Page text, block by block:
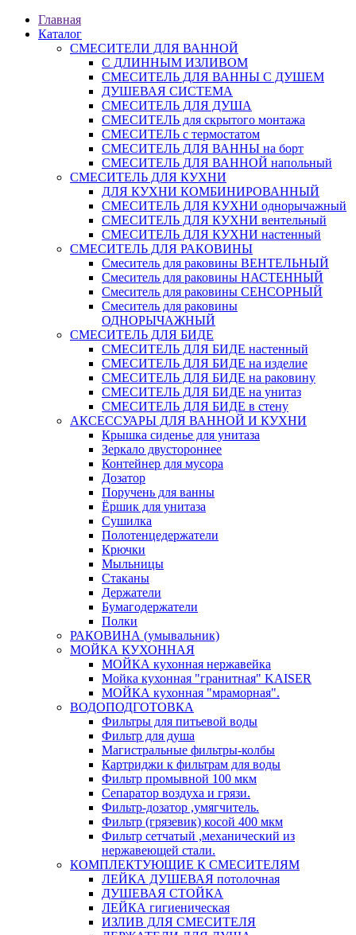
Главная
Каталог
СМЕСИТЕЛИ ДЛЯ ВАННОЙ
С ДЛИННЫМ ИЗЛИВОМ
СМЕСИТЕЛЬ ДЛЯ ВАННЫ С ДУШЕМ
ДУШЕВАЯ СИСТЕМА
СМЕСИТЕЛЬ ДЛЯ ДУША
СМЕСИТЕЛЬ для скрытого монтажа
СМЕСИТЕЛЬ с термостатом
СМЕСИТЕЛЬ ДЛЯ ВАННЫ на борт
СМЕСИТЕЛЬ ДЛЯ ВАННОЙ напольный
СМЕСИТЕЛЬ ДЛЯ КУХНИ
ДЛЯ КУХНИ КОМБИНИРОВАННЫЙ
СМЕСИТЕЛЬ ДЛЯ КУХНИ однорычажный
СМЕСИТЕЛЬ ДЛЯ КУХНИ вентельный
СМЕСИТЕЛЬ ДЛЯ КУХНИ настенный
СМЕСИТЕЛЬ ДЛЯ РАКОВИНЫ
Смеситель для раковины ВЕНТЕЛЬНЫЙ
Смеситель для раковины НАСТЕННЫЙ
Смеситель для раковины СЕНСОРНЫЙ
Смеситель для раковины
ОДНОРЫЧАЖНЫЙ
СМЕСИТЕЛЬ ДЛЯ БИДЕ
СМЕСИТЕЛЬ ДЛЯ БИДЕ настенный
СМЕСИТЕЛЬ ДЛЯ БИДЕ на изделие
СМЕСИТЕЛЬ ДЛЯ БИДЕ на раковину
СМЕСИТЕЛЬ ДЛЯ БИДЕ на унитаз
СМЕСИТЕЛЬ ДЛЯ БИДЕ в стену
АКСЕССУАРЫ ДЛЯ ВАННОЙ И КУХНИ
Крышка сиденье для унитаза
Зеркало двустороннее
Контейнер для мусора
Дозатор
Поручень для ванны
Ёршик для унитаза
Сушилка
Полотенцедержатели
Крючки
Мыльницы
Стаканы
Держатели
Бумагодержатели
Полки
РАКОВИНА (умывальник)
МОЙКА КУХОННАЯ
МОЙКА кухонная нержавейка
Мойка кухонная "гранитная" KAISER
МОЙКА кухонная "мраморная".
ВОДОПОДГОТОВКА
Фильтры для питьевой воды
Фильтр для душа
Магистральные фильтры-колбы
Картриджи к фильтрам для воды
Фильтр промывной 100 мкм
Сепаратор воздуха и грязи.
Фильтр-дозатор ,умягчитель.
Фильтр (грязевик) косой 400 мкм
Фильтр сетчатый ,механический из
нержавеющей стали.
КОМПЛЕКТУЮЩИЕ К СМЕСИТЕЛЯМ
ЛЕЙКА ДУШЕВАЯ потолочная
ДУШЕВАЯ СТОЙКА
ЛЕЙКА гигиеническая
ИЗЛИВ ДЛЯ СМЕСИТЕЛЯ